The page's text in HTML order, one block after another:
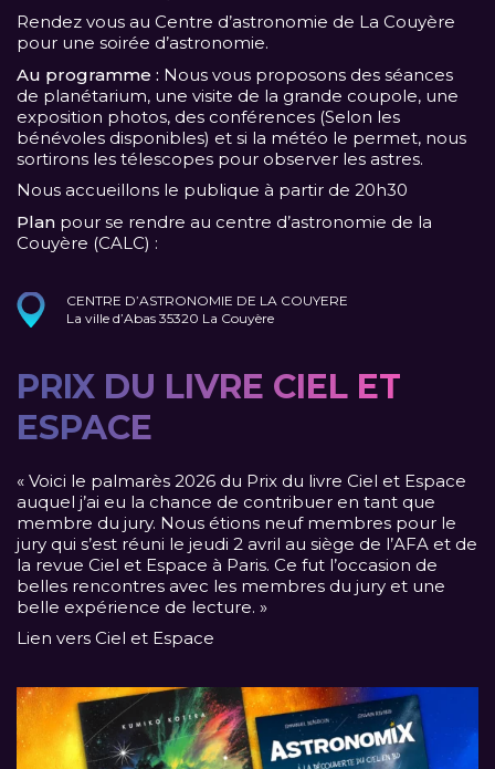
Rendez vous au Centre d’astronomie de La Couyère
pour une soirée d’astronomie.
Au programme : Nous vous proposons des séances
de planétarium, une visite de la grande coupole, une
exposition photos, des conférences (Selon les
bénévoles disponibles) et si la météo le permet, nous
sortirons les télescopes pour observer les astres.
Nous accueillons le publique à partir de 20h30
Plan pour se rendre au centre d’astronomie de la
Couyère (CALC) :
CENTRE D’ASTRONOMIE DE LA COUYERE
La ville d’Abas 35320 La Couyère
PRIX DU LIVRE CIEL ET
ESPACE
« Voici le palmarès 2026 du Prix du livre Ciel et Espace
auquel j’ai eu la chance de contribuer en tant que
membre du jury. Nous étions neuf membres pour le
jury qui s’est réuni le jeudi 2 avril au siège de l’AFA et de
la revue Ciel et Espace à Paris. Ce fut l’occasion de
belles rencontres avec les membres du jury et une
belle expérience de lecture. »
Lien vers Ciel et Espace